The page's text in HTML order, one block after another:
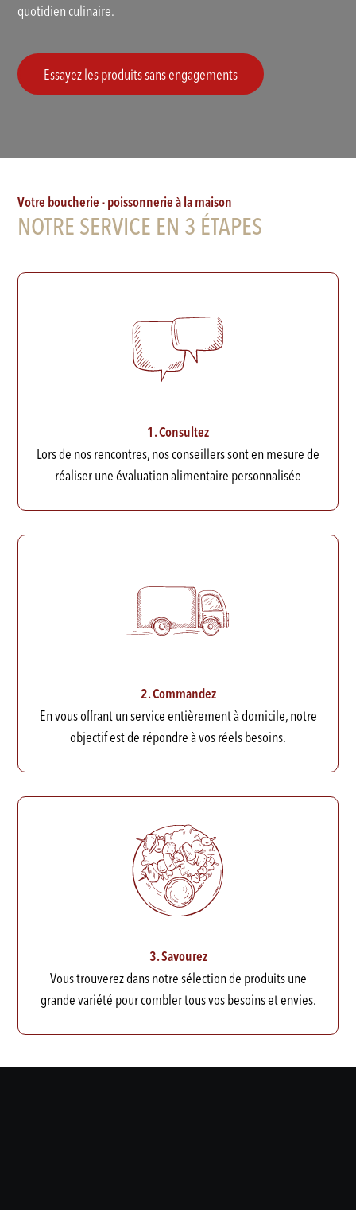
quotidien culinaire.
Essayez les produits sans engagements
Votre boucherie - poissonnerie à la maison
NOTRE SERVICE EN 3 ÉTAPES
1. Consultez
Lors de nos rencontres, nos conseillers sont en mesure de
réaliser une évaluation alimentaire personnalisée
2. Commandez
En vous offrant un service entièrement à domicile, notre
objectif est de répondre à vos réels besoins.
3. Savourez
Vous trouverez dans notre sélection de produits une
grande variété pour combler tous vos besoins et envies.